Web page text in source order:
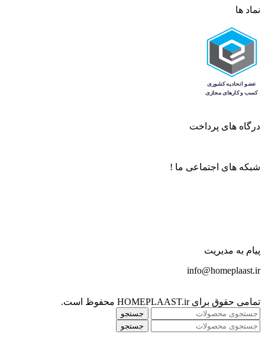
نماد ها
درگاه های پرداخت
شبکه های اجتماعی ما !
پیام به مدیریت
info@homeplaast.ir
تمامی حقوق برای HOMEPLAAST.ir محفوظ است.
جستجو
جستجو